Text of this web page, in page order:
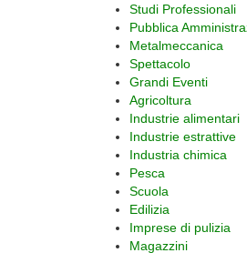
Studi Professionali
Pubblica
Metalmeccanica
Spettacolo
Grandi Eventi
Agricoltura
Industrie alimentari
Industrie estrattive
Industria chimica
Pesca
Scuola
Edilizia
Imprese di pulizia
Magazzini